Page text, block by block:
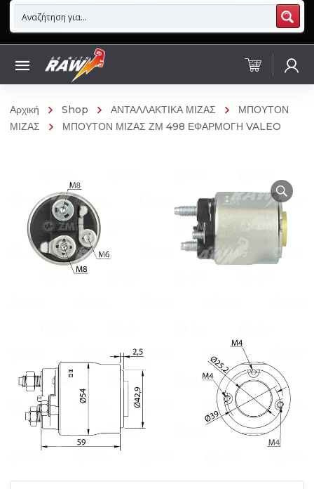
Αρχική Shop ΑΝΤΑΛΛΑΚΤΙΚΑ ΜΙΖΑΣ
ΜΠΟΥΤΟΝ
ΜΙΖΑΣ
ΜΠΟΥΤΟΝ ΜΙΖΑΣ ΖΜ 498 ΕΦΑΡΜΟΓΗ VALEO